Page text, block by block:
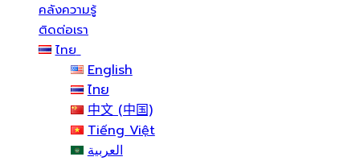
คลังความรู้
ติดต่อเรา
ไทย
English
ไทย
中文 (中国)
Tiếng Việt
العربية